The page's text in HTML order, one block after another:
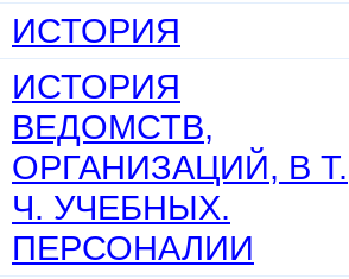
ИСТОРИЯ
ИСТОРИЯ
ВЕДОМСТВ,
ОРГАНИЗАЦИЙ, В Т.
Ч. УЧЕБНЫХ.
ПЕРСОНАЛИИ